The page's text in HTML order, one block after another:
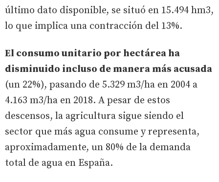
último dato disponible, se situó en 15.494 hm3,
lo que implica una contracción del 13%.
El consumo unitario por hectárea ha
disminuido incluso de manera más acusada
(un 22%), pasando de 5.329 m3/ha en 2004 a
4.163 m3/ha en 2018. A pesar de estos
descensos, la agricultura sigue siendo el
sector que más agua consume y representa,
aproximadamente, un 80% de la demanda
total de agua en España.